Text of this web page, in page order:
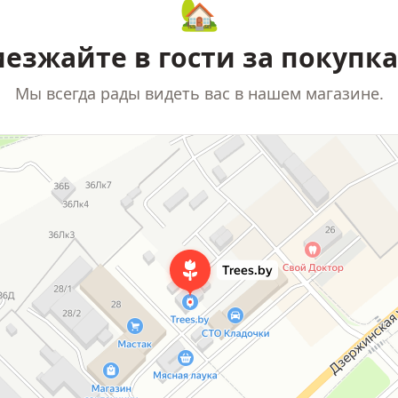
🏡
в гости за
Мы всегда рады видеть вас в нашем магазине.